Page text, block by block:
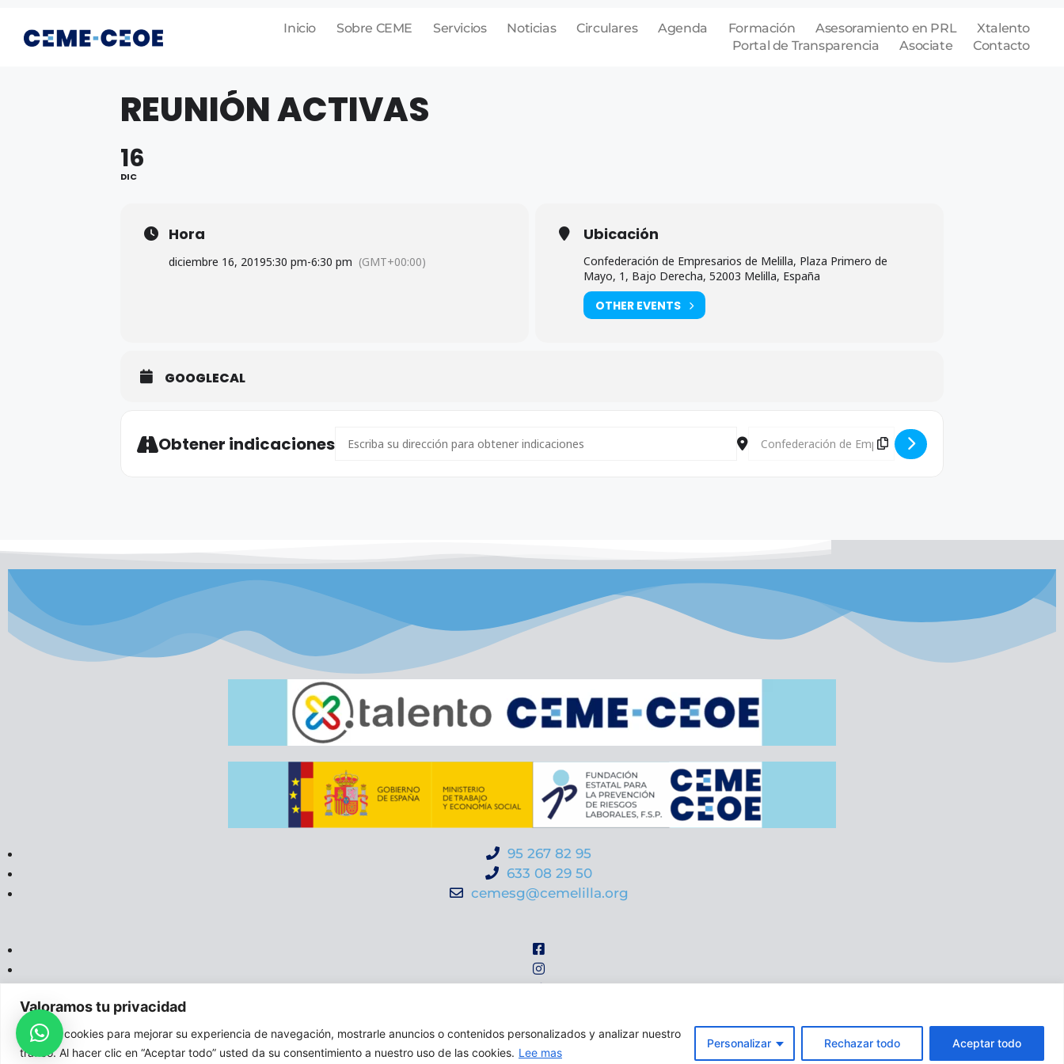
Valoramos tu privacidad
Usamos cookies para mejorar su experiencia de navegación, mostrarle anuncios o contenidos personalizados y analizar nuestro
tráfico. Al hacer clic en “Aceptar todo” usted da su consentimiento a nuestro uso de las cookies. Lee mas
Personalizar Rechazar todo Aceptar todo
Inicio Sobre CEME Servicios Noticias Circulares Agenda Formación Asesoramiento en PRL
Xtalento
Portal de Transparencia
Asociate Contacto
REUNIÓN ACTIVAS
16
DIC
Hora
diciembre 16, 20195:30 pm-6:30 pm (GMT+00:00)
Ubicación
Confederación de Empresarios de Melilla, Plaza Primero de
Mayo, 1, Bajo Derecha, 52003 Melilla, España
OTHER EVENTS
GOOGLECAL
Obtener indicaciones Destination Address - Reunión Activas [9a87YXRyK]
95 267 82 95
633 08 29 50
cemesg@cemelilla.org
Aviso legal Política de privacidad |Política de cookies